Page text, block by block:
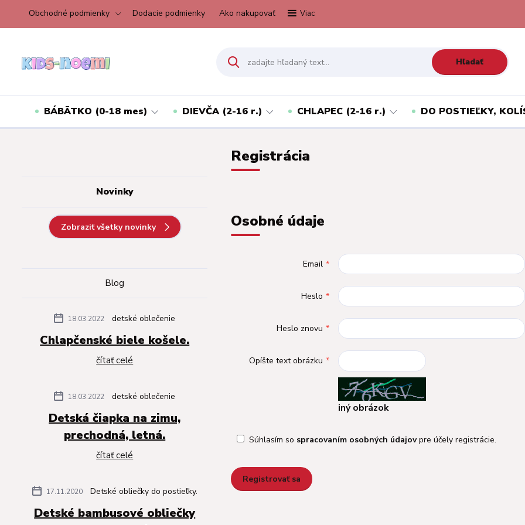
Obchodné podmienky Dodacie podmienky Ako nakupovať Viac
Hľadať
BÁBÄTKO (0-18 mes) DIEVČA (2-16 r.) CHLAPEC (2-16 r.) DO POSTIEĽKY,
Novinky
Zobraziť všetky novinky
Blog
18.03.2022 detské oblečenie
Chlapčenské biele košele.
čítať celé
18.03.2022 detské oblečenie
Detská čiapka na zimu,
prechodná, letná.
čítať celé
17.11.2020 Detské obliečky do postieľky.
Detské bambusové obliečky
Registrácia
Osobné údaje
Email *
Heslo *
Heslo znovu *
Opíšte text obrázku *
iný obrázok
Súhlasím so spracovaním osobných údajovpre účely registrácie.
Registrovať sa